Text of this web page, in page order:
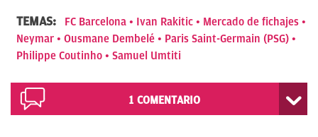
TEMAS: FC Barcelona Ivan Rakitic
Mercado de fichajes
Neymar
Ousmane Dembelé
Paris Saint-Germain (PSG)
Philippe Coutinho
Samuel Umtiti
1 COMENTARIO